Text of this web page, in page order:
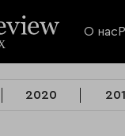
О нас
2020